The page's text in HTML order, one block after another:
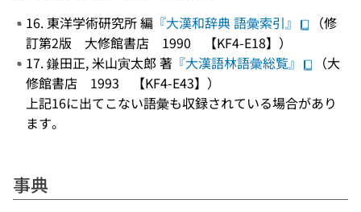
16. 東洋学術研究所 編 『大漢和辞典 語彙索引』
（修
訂第2版 大修館書店 1990 【KF4-E18】）
17. 鎌田正, 米山寅太郎 著 『大漢語林語彙総覧』
（大
修館書店 1993 【KF4-E43】）
上記16に出てこない語彙も収録されている場合があり
ます。
事典